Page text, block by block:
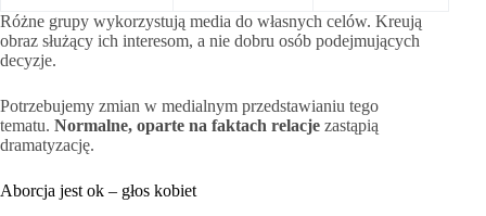
Różne grupy wykorzystują media do własnych celów. Kreują
obraz służący ich interesom, a nie dobru osób podejmujących
decyzje.
Potrzebujemy zmian w medialnym przedstawianiu tego
tematu. Normalne, oparte na faktach relacje zastąpią
dramatyzację.
Aborcja jest ok – głos kobiet